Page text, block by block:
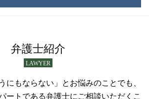
ない
認
見込額証明書
対象
方法
故
事務所
弁護士紹介
LAWYER
にもならない」とお悩みのことでも、
ートである弁護士にご相談いただくこ